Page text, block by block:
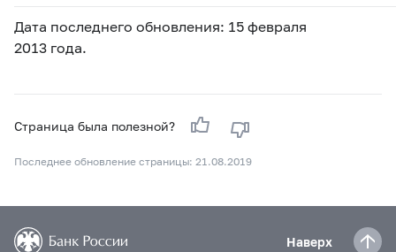
Дата последнего обновления: 15 февраля
2013 года.
Страница была полезной?
Последнее обновление страницы: 21.08.2019
Наверх